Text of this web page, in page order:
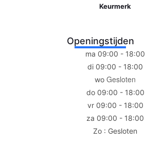
Keurmerk
Openingstijden
ma 09:00 - 18:00
di 09:00 - 18:00
wo Gesloten
do 09:00 - 18:00
vr 09:00 - 18:00
za 09:00 - 18:00
Zo : Gesloten